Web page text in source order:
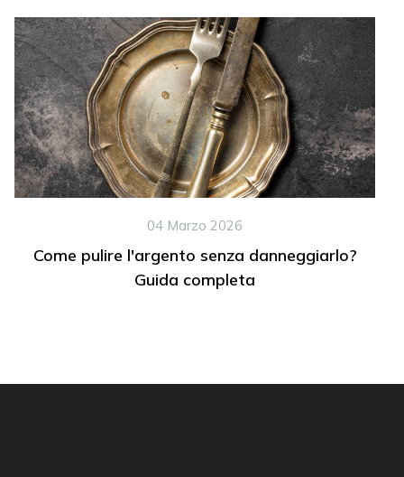
04 Marzo 2026
Come pulire l'argento senza danneggiarlo?
Guida completa